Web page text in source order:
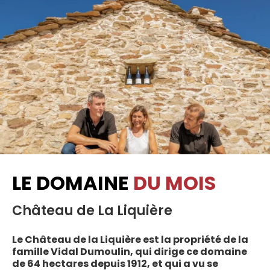
LE DOMAINE DU MOIS
Château de La Liquière
Le Château de la Liquière est la propriété de la
famille Vidal Dumoulin, qui dirige ce domaine
de 64 hectares depuis 1912, et qui a vu se